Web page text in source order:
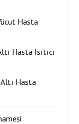
Hasta
Hasta Isıtıcı
Hasta